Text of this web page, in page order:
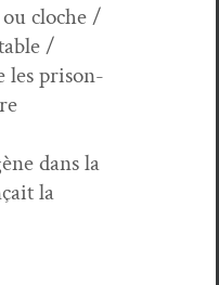
cloche /
/
les pris­on­
dans la
la